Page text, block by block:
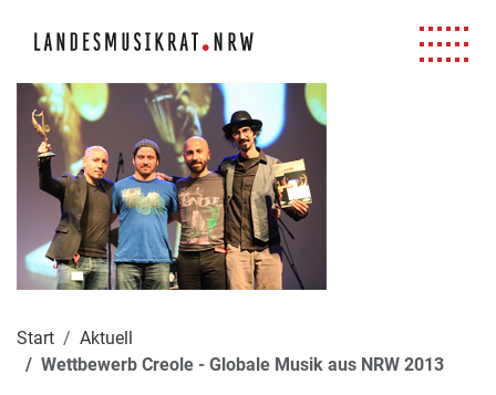
Start
Aktuell
Wettbewerb Creole - Globale Musik aus NRW 2013